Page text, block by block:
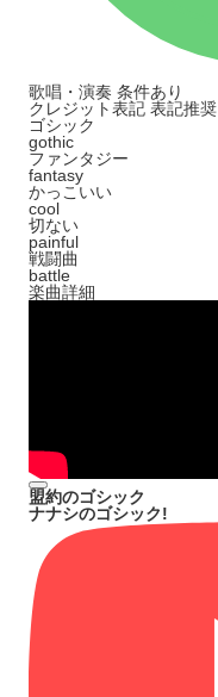
歌唱・演奏 条件あり
クレジット表記 表記推奨
ゴシック
gothic
ファンタジー
fantasy
かっこいい
cool
切ない
painful
戦闘曲
battle
楽曲詳細
盟約のゴシック
ナナシのゴシック!